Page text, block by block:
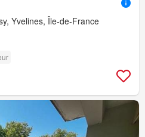
Yvelines, Île-de-France